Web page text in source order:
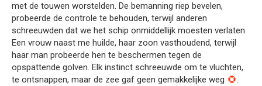
met de touwen worstelden. De bemanning riep bevelen,
probeerde de controle te behouden, terwijl anderen
schreeuwden dat we het schip onmiddellijk moesten verlaten.
Een vrouw naast me huilde, haar zoon vasthoudend, terwijl
haar man probeerde hen te beschermen tegen de
opspattende golven. Elk instinct schreeuwde om te vluchten,
te ontsnappen, maar de zee gaf geen gemakkelijke weg
.